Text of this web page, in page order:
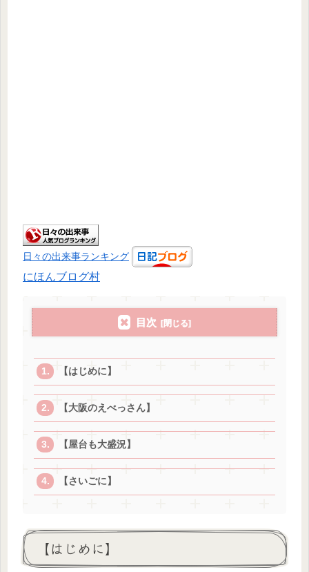
日々の出来事ランキング
にほんブログ村
目次
【はじめに】
【大阪のえべっさん】
【屋台も大盛況】
【さいごに】
【はじめに】